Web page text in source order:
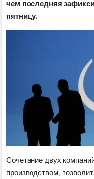
чем последняя
пятницу.
Сочетание двух
производством,